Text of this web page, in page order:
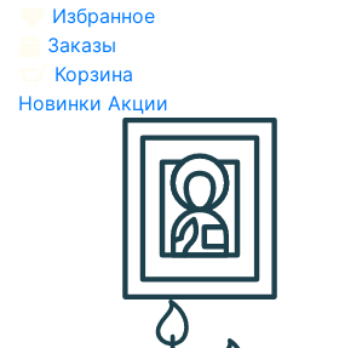
Избранное
Заказы
Корзина
Новинки Акции